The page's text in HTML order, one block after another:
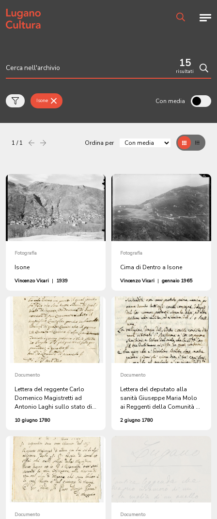
Home page
15
risultati
Isone Con media
1 / 1 Precedentesuccessiva Ordina per GrigliaTable
Fotografia
Isone
Vincenzo Vicari | 1939
Fotografia
Cima di Dentro a Isone
Vincenzo Vicari | gennaio 1965
Documento
Lettera del reggente Carlo
Domenico Magistretti ad
Antonio Laghi sullo stato di
caricato sugli alpi della Pieve
10 giugno 1780
Documento
Lettera del deputato alla
sanità Giuseppe Maria Molo
ai Reggenti della Comunità di
del bestiame di Isone
2 giugno 1780
Documento Documento